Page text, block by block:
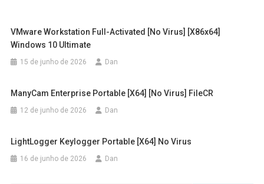
VMware Workstation Full-Activated [no Virus] [x86x64]
Windows 10 Ultimate
15 de junho de 2026 Dan
ManyCam Enterprise Portable [x64] [no Virus] FileCR
12 de junho de 2026 Dan
LightLogger Keylogger Portable [x64] No Virus
16 de junho de 2026 Dan